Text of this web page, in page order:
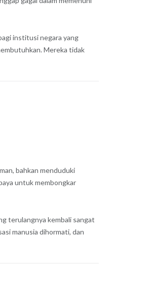
institusi negara yang
Mereka tidak
bahkan menduduki
untuk membongkar
terulangnya kembali sangat
manusia dihormati, dan